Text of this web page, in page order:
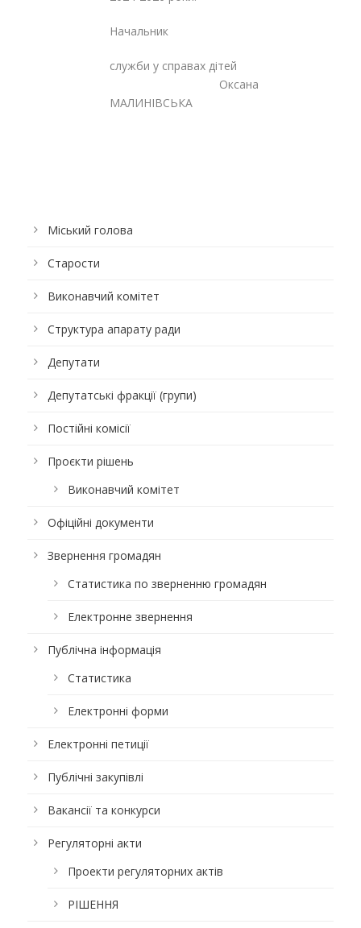
Начальник
служби у справах дітей
Оксана
МАЛИНІВСЬКА
Міський голова
Старости
Виконавчий комітет
Структура апарату ради
Депутати
Депутатські фракції (групи)
Постійні комісії
Проєкти рішень
Виконавчий комітет
Офіційні документи
Звернення громадян
Статистика по зверненню громадян
Електронне звернення
Публічна інформація
Статистика
Електронні форми
Електронні петиції
Публічні закупівлі
Вакансії та конкурси
Регуляторні акти
Проекти регуляторних актів
РІШЕННЯ